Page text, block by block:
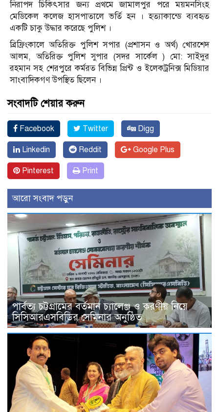
নিরাপদ চিকিৎসার জন্য প্রথমে জামালপুর পরে ময়মনসিংহ
মেডিকেল কলেজ হাসপাতালে ভর্তি হন । হত্যাকান্ডে ব্যবহৃত
একটি চাকু উদ্ধার করেছে পুলিশ ।
ব্রিফ্রিংকালে অতিরিক্ত পুলিশ সপার (প্রশাসন ও অর্থ) খোরশেদ
আলম, অতিরিক্ত পুলিশ সুপার (সদর সার্কেল ) মো: সাইদুর
রহমান সহ শেরপুরে কর্মরত বিভিন্ন প্রিন্ট ও ইলেকট্রনিক্স মিডিয়ার
সাংবাদিকগণ উপস্থিত ছিলেন ।
সংবাদটি শেয়ার করুন
Facebook Twitter Digg
Linkedin Reddit Google Plus
Pinterest Print
আরো সংবাদ পড়ুন
পার্বত্য চট্টগ্রামের বর্তমান চ্যালেঞ্জ ও করণীয় নিয়ে
সিসিআরএসবিডির সেমিনার অনুষ্ঠিত